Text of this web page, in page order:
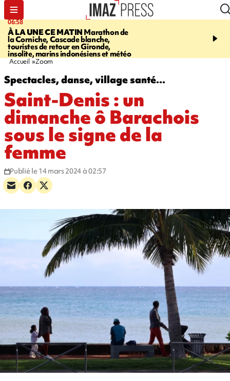
06:58
À LA UNE CE MATIN Marathon de
la Corniche, Cascade blanche,
touristes de retour en Gironde,
insolite, marins indonésiens et météo
09:14
touristes au Porge,
Accueil Zoom
Spectacles, danse, village santé...
Saint-Denis : un
dimanche ô Barachois
sous le signe de la
femme
Publié le 14 mars 2024 à 02:57